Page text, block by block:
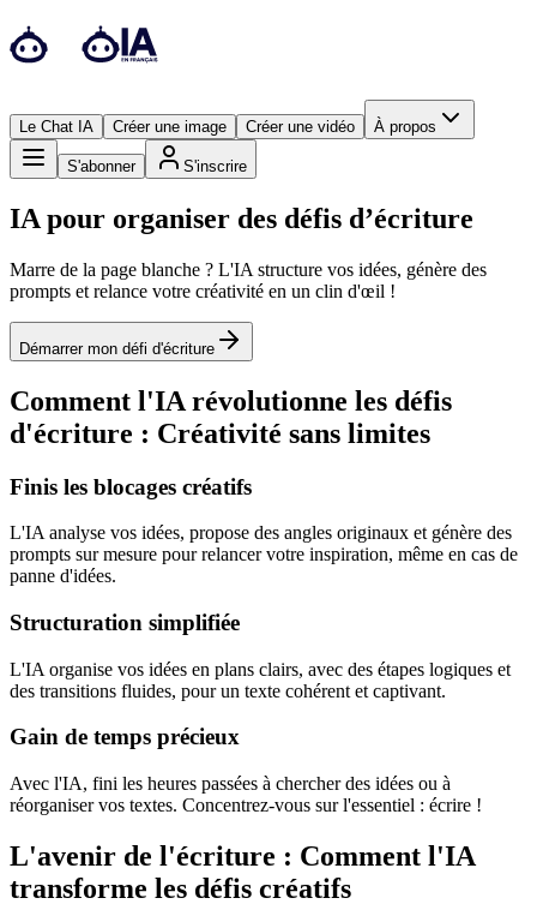
Le Chat IA Créer une image Créer une vidéo À propos
S'abonner S'inscrire
IA pour organiser des défis d’écriture
Marre de la page blanche ? L'IA structure vos idées, génère des
prompts et relance votre créativité en un clin d'œil !
Démarrer mon défi d'écriture
Comment l'IA révolutionne les défis
d'écriture : Créativité sans limites
Finis les blocages créatifs
L'IA analyse vos idées, propose des angles originaux et génère des
prompts sur mesure pour relancer votre inspiration, même en cas de
panne d'idées.
Structuration simplifiée
L'IA organise vos idées en plans clairs, avec des étapes logiques et
des transitions fluides, pour un texte cohérent et captivant.
Gain de temps précieux
Avec l'IA, fini les heures passées à chercher des idées ou à
réorganiser vos textes. Concentrez-vous sur l'essentiel : écrire !
L'avenir de l'écriture : Comment l'IA
transforme les défis créatifs